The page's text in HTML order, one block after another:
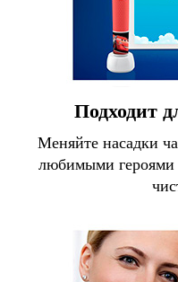
Подходит
Меняйте насадки
любимыми героями